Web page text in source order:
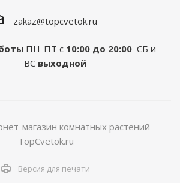
zakaz@topcvetok.ru
ПН-ПТ с 10:00 до 20:00 СБ и
ВС выходной
магазин комнатных растений
TopCvetok.ru
Версия для печати